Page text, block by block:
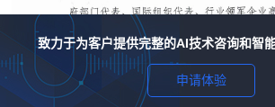
致力于为客户提供完整的AI技术咨询和智
申请体验